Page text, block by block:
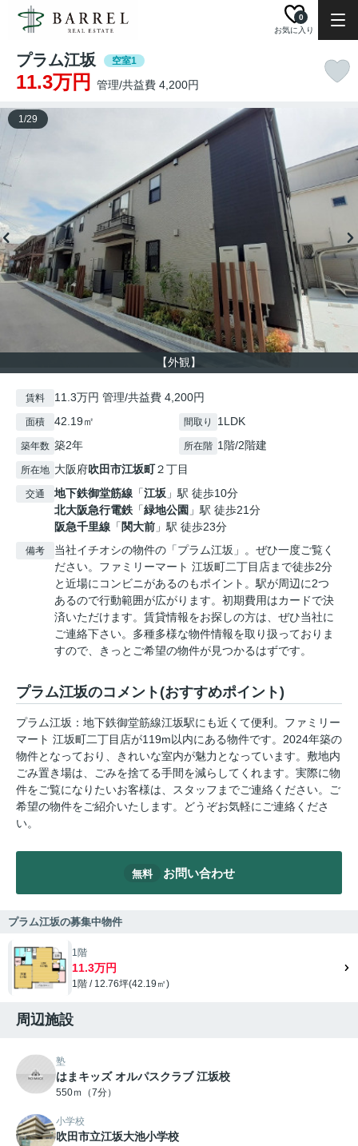
お気に入り
0
プラム江坂 空室1
11.3万円 管理/共益費 4,200円
【外観】
1/29
賃料 11.3万円 管理/共益費 4,200円
面積 42.19㎡ 間取り 1LDK
築年数 築2年 所在階 1階/2階建
所在地 大阪府吹田市江坂町２丁目
交通 地下鉄御堂筋線 「江坂 」駅 徒歩10分
北大阪急行電鉄 「緑地公園 」駅 徒歩21分
阪急千里線 「 関大前 」駅 徒歩23分
備考
当社イチオシの物件の「プラム江坂」。ぜひ一度ご覧く
ださい。ファミリーマート 江坂町二丁目店まで徒歩2分
と近場にコンビニがあるのもポイント。駅が周辺に2つ
あるので行動範囲が広がります。初期費用はカードで決
済いただけます。賃貸情報をお探しの方は、ぜひ当社に
ご連絡下さい。多種多様な物件情報を取り扱っておりま
すので、きっとご希望の物件が見つかるはずです。
プラム江坂のコメント(おすすめポイント)
プラム江坂：地下鉄御堂筋線江坂駅にも近くて便利。ファミリー
マート 江坂町二丁目店が119m以内にある物件です。2024年築の
物件となっており、きれいな室内が魅力となっています。敷地内
ごみ置き場は、ごみを捨てる手間を減らしてくれます。実際に物
件をご覧になりたいお客様は、スタッフまでご連絡ください。ご
希望の物件をご紹介いたします。どうぞお気軽にご連絡くださ
い。
無料 お問い合わせ
プラム江坂の募集中物件
1階
11.3万円
1階 / 12.76坪(42.19㎡)
周辺施設
塾
はまキッズ オルパスクラブ 江坂校
550ｍ（7分）
小学校
吹田市立江坂大池小学校